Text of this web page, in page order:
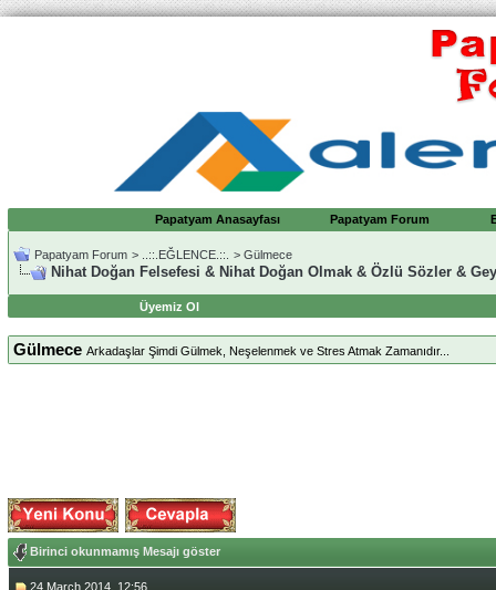
Papatyam Anasayfası Papatyam Forum
Papatyam Forum > ..::.EĞLENCE.::. > Gülmece
Nihat Doğan Felsefesi & Nihat Doğan Olmak & Özlü Sözler &
Üyemiz Ol
Gülmece Arkadaşlar Şimdi Gülmek, Neşelenmek ve Stres Atmak Zamanıdır...
Birinci okunmamış Mesajı göster
24 March 2014, 12:56